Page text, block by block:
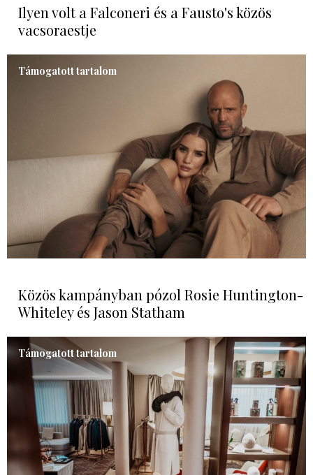
Ilyen volt a Falconeri és a Fausto's közös
vacsoraestje
Támogatott tartalom
Közös kampányban pózol Rosie Huntington-
Whiteley és Jason Statham
Támogatott tartalom